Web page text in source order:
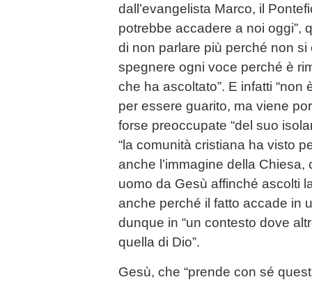
dall’evangelista Marco, il
potrebbe accadere a noi oggi”,
di non parlare più perché non si
spegnere ogni voce perché è
che ha ascoltato”. E infatti “non
per essere guarito, ma viene
forse preoccupate “del suo
“la comunità cristiana ha visto
anche l’immagine della
uomo da Gesù affinché ascolti
anche perché il fatto accade in
dunque in “un contesto dove
quella di Dio”.
Gesù, che “prende con sé